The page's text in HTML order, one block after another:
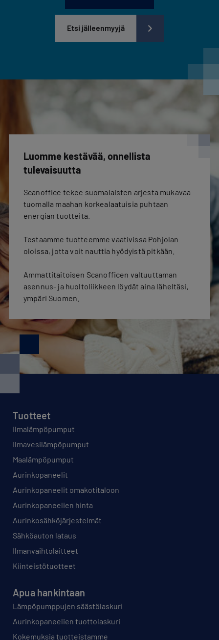
Etsi jälleenmyyjä
Luomme kestävää, onnellista
tulevaisuutta
Scanoffice tekee suomalaisten arjesta mukavaa
tuomalla maahan korkealaatuisia puhtaan
energian tuotteita.
Testaamme tuotteemme vaativissa Pohjolan
oloissa, jotta voit nauttia hyödyistä pitkään.
Ammattitaitoisen Scanofficen valtuuttaman
asennus- ja huoltoliikkeen löydät aina läheltäsi,
ympäri Suomen.
Tuotteet
Ilmalämpöpumput
Ilmavesilämpöpumput
Maalämpöpumput
Aurinkopaneelit
Aurinkopaneelit omakotitaloon
Aurinkopaneelien hinta
Aurinkosähköjärjestelmät
Sähköauton lataus
Ilmanvaihtolaitteet
Kiinteistötuotteet
Apua hankintaan
Lämpöpumppujen säästölaskuri
Aurinkopaneelien tuottolaskuri
Kokemuksia tuotteistamme